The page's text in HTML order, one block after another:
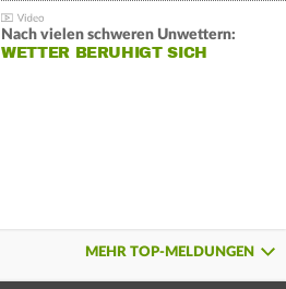
Nach vielen schweren Unwettern:
WETTER BERUHIGT SICH
MEHR TOP-MELDUNGEN